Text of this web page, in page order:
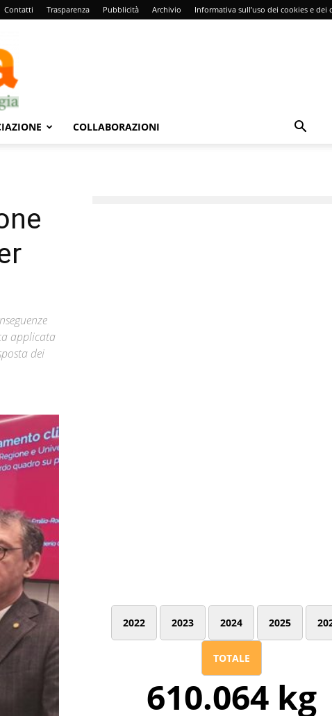
Contatti Trasparenza Pubblicità Archivio Informativa sull’uso dei cookies e dei
COLLABORAZIONI
applicata
dei
2022 2023 2024 2025
TOTALE
610.064 kg